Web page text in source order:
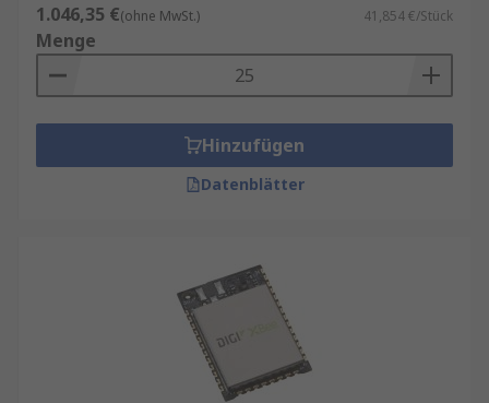
1.046,35 €(ohne MwSt.) 41,854 €/Stück
Menge
Hinzufügen
Datenblätter